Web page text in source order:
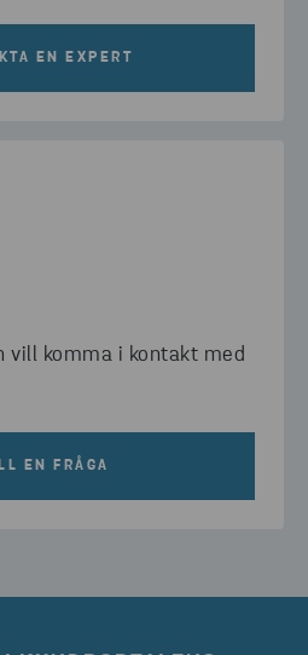
EN EXPERT
vill komma i kontakt med
EN FRÅGA